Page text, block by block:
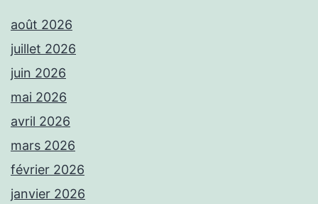
août 2026
juillet 2026
juin 2026
mai 2026
avril 2026
mars 2026
février 2026
janvier 2026